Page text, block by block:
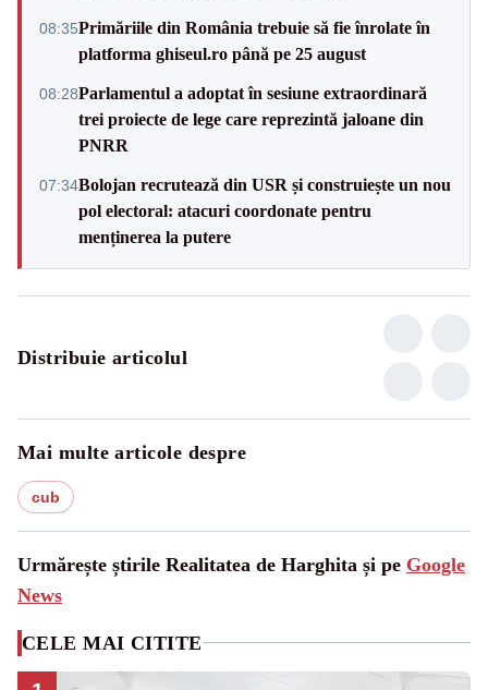
08:35Primăriile din România trebuie să fie înrolate în
platforma ghiseul.ro până pe 25 august
08:28Parlamentul a adoptat în sesiune extraordinară
trei proiecte de lege care reprezintă jaloane din
PNRR
07:34Bolojan recrutează din USR și construiește un nou
pol electoral: atacuri coordonate pentru
menținerea la putere
Distribuie articolul
Mai multe articole despre
cub
Urmărește știrile Realitatea de Harghita și pe Google
News
CELE MAI CITITE